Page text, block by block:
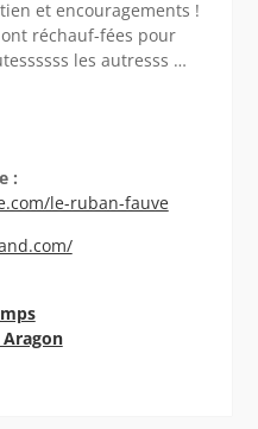
et encouragements !
réchauf-fées pour
les autresss …
:
le-ruban-fauve